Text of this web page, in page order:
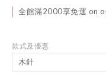
全館滿2000享免運 on
款式及優惠